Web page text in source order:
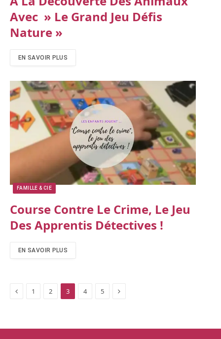
Avec » Le Grand Jeu Défis
Nature »
EN SAVOIR PLUS
FAMILLE & CIE
Course Contre Le Crime, Le Jeu
Des Apprentis Détectives !
EN SAVOIR PLUS
Previous
1 2 3 4 5 Next